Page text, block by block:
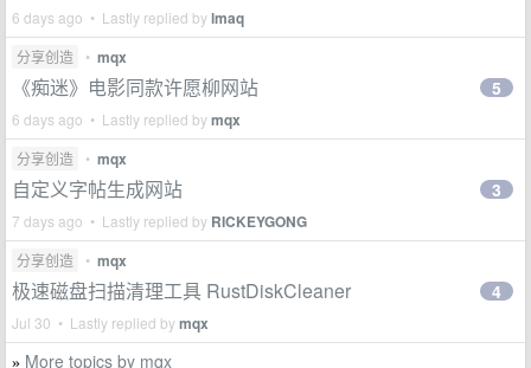
6 days ago • Lastly replied bylmaq
分享创造 • mqx
《痴迷》电影同款许愿柳网站
6 days ago • Lastly replied bymqx
5
分享创造 • mqx
自定义字帖生成网站
7 days ago • Lastly replied by RICKEYGONG
3
分享创造 • mqx
极速磁盘扫描清理工具 RustDiskCleaner
Jul 30 • Lastly replied bymqx
4
» More topics by mqx